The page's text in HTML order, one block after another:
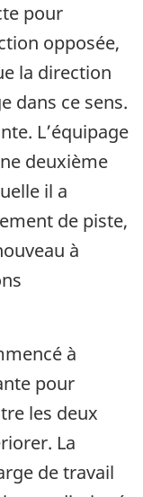
pour
opposée,
la direction
dans ce sens.
L’équipage
deuxième
il a
de piste,
à
à
pour
les deux
La
de travail